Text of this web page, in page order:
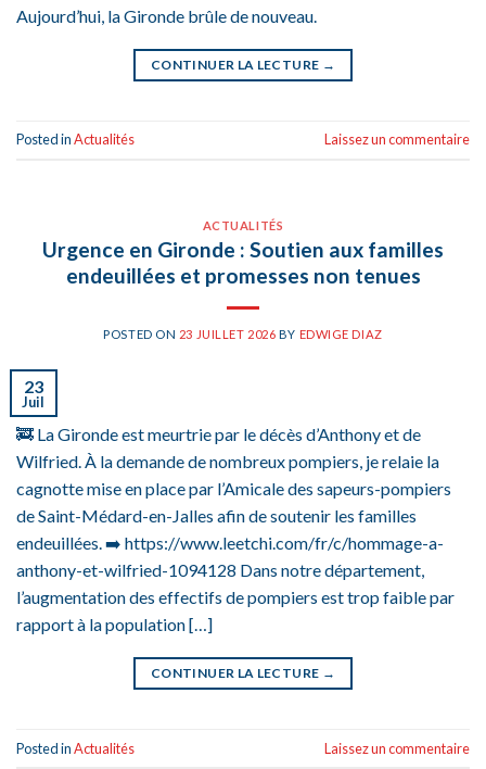
Aujourd’hui, la Gironde brûle de nouveau.
CONTINUER LA LECTURE →
Posted inActualités Laissez un commentaire
ACTUALITÉS
Urgence en Gironde : Soutien aux familles
endeuillées et promesses non tenues
POSTED ON 23 JUILLET 2026 BY EDWIGE DIAZ
23
Juil
🚒 La Gironde est meurtrie par le décès d’Anthony et de
Wilfried. À la demande de nombreux pompiers, je relaie la
cagnotte mise en place par l’Amicale des sapeurs-pompiers
de Saint-Médard-en-Jalles afin de soutenir les familles
endeuillées. ➡️ https://www.leetchi.com/fr/c/hommage-a-
anthony-et-wilfried-1094128 Dans notre département,
l’augmentation des effectifs de pompiers est trop faible par
rapport à la population […]
CONTINUER LA LECTURE →
Posted inActualités Laissez un commentaire